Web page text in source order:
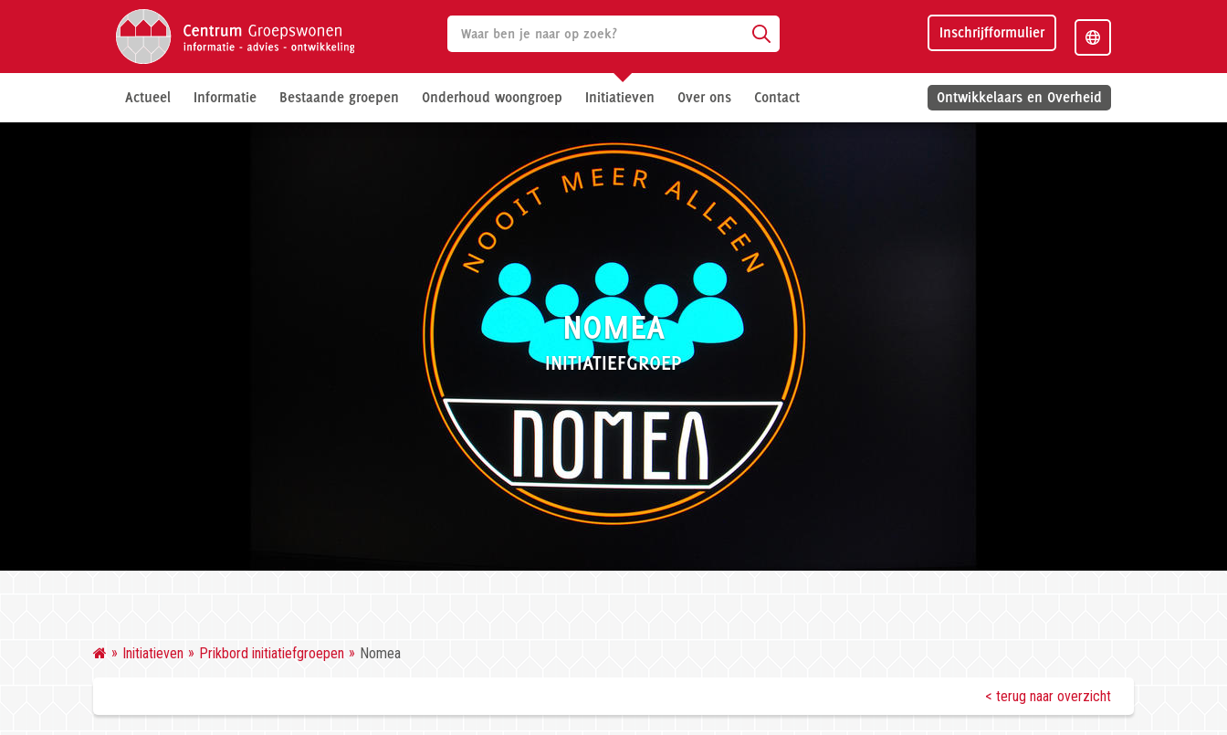
Inschrijfformulier
Actueel Informatie Bestaande groepen Onderhoud woongroep Initiatieven Over ons Contact Ontwikkelaars en Overheid
NOMEA
INITIATIEFGROEP
Initiatieven Prikbord initiatiefgroepen Nomea
< terug naar overzicht